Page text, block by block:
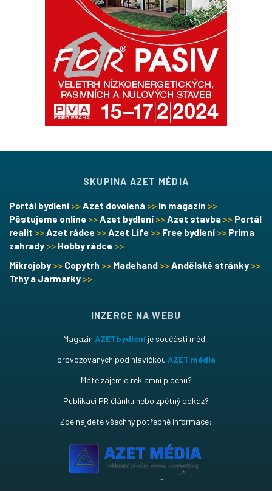
SKUPINA AZET MÉDIA
Portál bydlení >> Azet dovolená >> In magazín >>
Pěstujeme online >> Azet bydlení >> Azet stavba >> Portál
realit >> Azet rádce >> Azet Life >> Free bydlení >> Prima
zahrady >> Hobby rádce >>
Mikrojoby >> Copytrh >> Madehand >> Andělské stránky >>
Trhy a Jarmarky >>
INZERCE NA WEBU
Magazín AZETbydlení je součástí médií
provozovaných pod hlavičkou AZET média
Máte zájem o reklamní plochu?
Publikaci PR článku nebo zpětný odkaz?
Zde najdete všechny potřebné informace: